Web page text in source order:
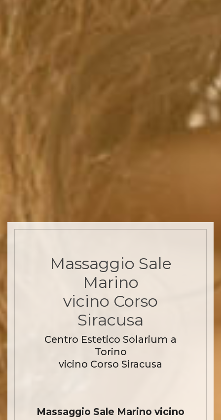
Massaggio Sale
Marino
vicino Corso
Siracusa
Centro Estetico Solarium a
Torino
vicino Corso Siracusa
Massaggio Sale Marino vicino